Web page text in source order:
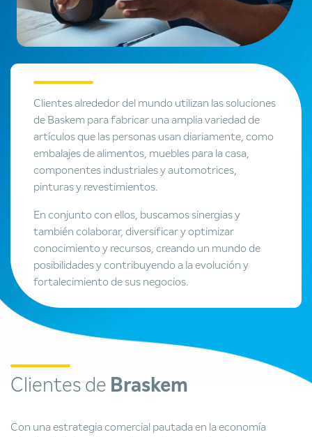
Clientes alrededor del mundo utilizan las soluciones
de Baskem para fabricar una amplia variedad de
artículos que las personas usan diariamente, como
embalajes de alimentos, muebles para la casa,
componentes industriales y automotrices,
pinturas y revestimientos.
En conjunto con ellos, buscamos sinergias y
también colaborar, diversificar y optimizar
conocimiento y recursos, creando un mundo de
posibilidades y contribuyendo a la evolución y
fortalecimiento de sus negocios.
Clientes de Braskem
Con una estrategia comercial pautada en la economía